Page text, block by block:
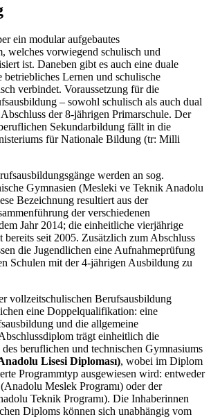
ein modular aufgebautes
welches vorwiegend schulisch und
ist. Daneben gibt es auch eine duale
Lernen und schulische
verbindet. Voraussetzung für die
– sowohl schulisch als auch dual
der 8-jährigen Primarschule. Der
Sekundarbildung fällt in die
für Nationale Bildung (tr: Milli
werden an sog.
Gymnasien (Mesleki ve Teknik Anadolu
Bezeichnung resultiert aus der
der verschiedenen
Jahr 2014; die einheitliche vierjährige
bereits seit 2005. Zusätzlich zum Abschluss
die Jugendlichen eine Aufnahmeprüfung
Schulen mit der 4-jährigen Ausbildung zu
vollzeitschulischen Berufsausbildung
eine Doppelqualifikation: eine
und die allgemeine
trägt einheitlich die
beruflichen und technischen Gymnasiums
Lisesi Diploması), wobei im Diplom
Programmtyp ausgewiesen wird: entweder
Meslek Programı) oder der
Teknik Programı). Die Inhaberinnen
Diploms können sich unabhängig vom